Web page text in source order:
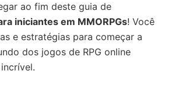
ao fim deste guia de
iniciantes em MMORPGs! Você
e estratégias para começar a
dos jogos de RPG online